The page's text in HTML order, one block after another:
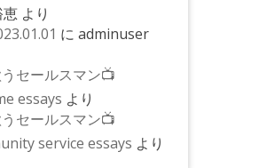
より
に adminuser
セールスマン📺
essays より
セールスマン📺
service essays より